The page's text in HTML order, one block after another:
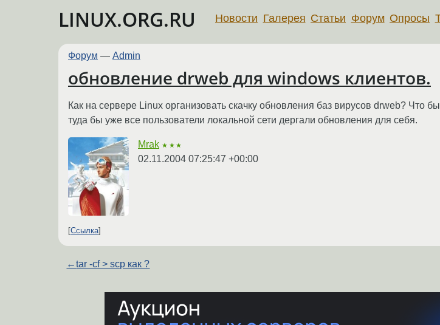
LINUX.ORG.RU Новости Галерея Статьи Форум Опросы
Форум — Admin
обновление drweb для windows клиентов.
Как на сервере Linux организовать скачку обновления баз вирусов drweb? Что
туда бы уже все пользователи локальной сети дергали обновления для себя.
Mrak ★★★
02.11.2004 07:25:47 +00:00
Ссылка
←tar -cf > scp как ?